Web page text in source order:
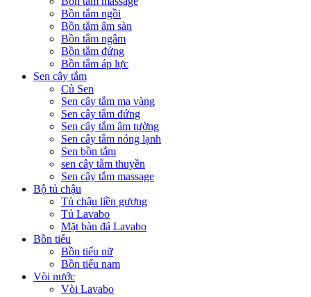
Bồn tắm ngồi
Bồn tắm âm sàn
Bồn tắm ngâm
Bồn tắm đứng
Bồn tắm áp lực
Sen cây tắm
Củ Sen
Sen cây tắm mạ vàng
Sen cây tắm đứng
Sen cây tắm âm tường
Sen cây tắm nóng lạnh
Sen bồn tắm
sen cây tắm thuyền
Sen cây tắm massage
Bộ tủ chậu
Tủ chậu liền gương
Tủ Lavabo
Mặt bàn đá Lavabo
Bồn tiểu
Bồn tiểu nữ
Bồn tiểu nam
Vòi nước
Vòi Lavabo